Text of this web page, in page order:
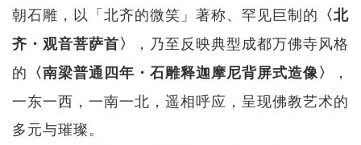
朝石雕，以「北齐的微笑」著称、罕见巨制的 〈北
齐・观音菩萨首〉
，乃至反映典型成都万佛寺风格
的 〈南梁普通四年・石雕释迦摩尼背屏式造像〉
，
一东一西，一南一北，遥相呼应，呈现佛教艺术的
多元与璀璨。